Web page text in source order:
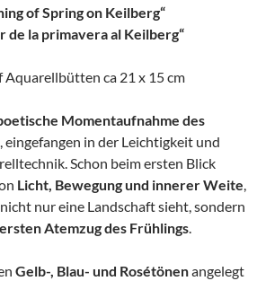
of Spring on Keilberg“
de la primavera al Keilberg“
Aquarellbütten ca 21 x 15 cm
Momentaufnahme des
, eingefangen in der Leichtigkeit und
Schon beim ersten Blick
Licht, Bewegung und innerer Weite
nur eine Landschaft sieht, sondern
ersten Atemzug des Frühlings
Gelb-, Blau- und Rosétönenangelegt